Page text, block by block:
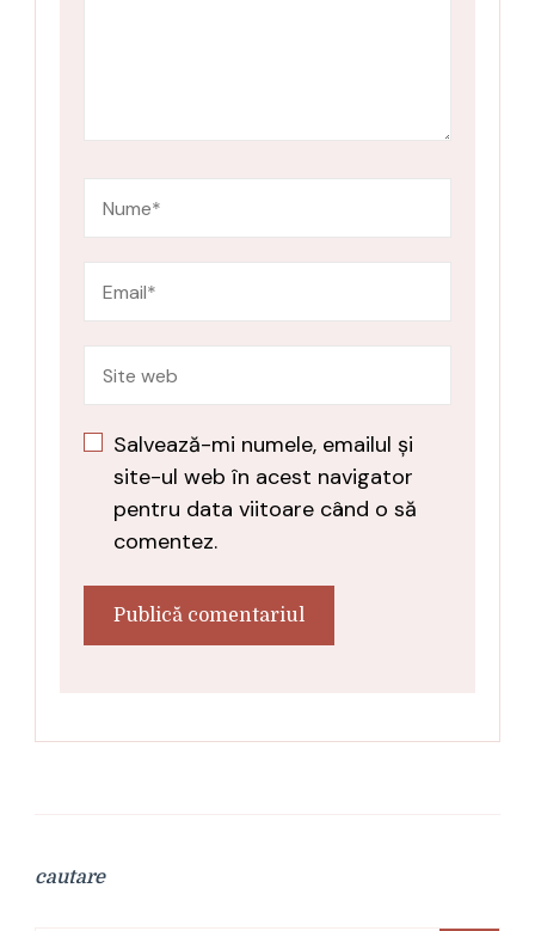
Salvează-mi numele, emailul și
site-ul web în acest navigator
pentru data viitoare când o să
comentez.
cautare